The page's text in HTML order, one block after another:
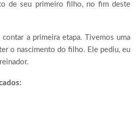
de seu primeiro filho, no fim deste
a primeira etapa. Tivemos uma
o nascimento do filho. Ele pediu, eu